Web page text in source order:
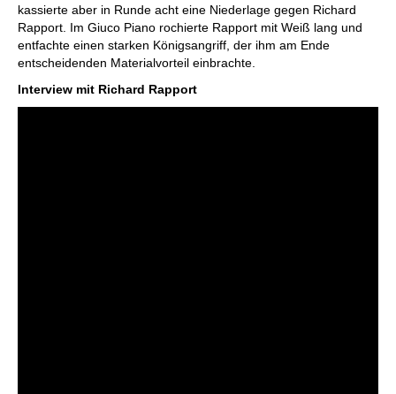
kassierte aber in Runde acht eine Niederlage gegen Richard
Rapport. Im Giuco Piano rochierte Rapport mit Weiß lang und
entfachte einen starken Königsangriff, der ihm am Ende
entscheidenden Materialvorteil einbrachte.
Interview mit Richard Rapport